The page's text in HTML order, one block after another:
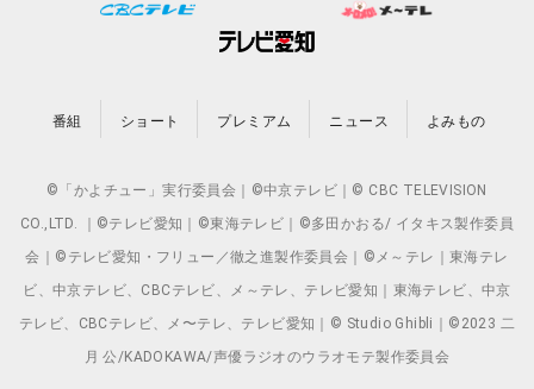
番組 ショート プレミアム ニュース よみもの
©「かよチュー」実行委員会｜©中京テレビ｜© CBC TELEVISION
CO.,LTD. ｜©テレビ愛知｜©東海テレビ｜©多田かおる/ イタキス製作委員
会｜©テレビ愛知・フリュー／徹之進製作委員会｜©メ～テレ｜東海テレ
ビ、中京テレビ、CBCテレビ、メ～テレ、テレビ愛知｜東海テレビ、中京
テレビ、CBCテレビ、メ〜テレ、テレビ愛知｜© Studio Ghibli｜©2023 二
月 公/KADOKAWA/声優ラジオのウラオモテ製作委員会